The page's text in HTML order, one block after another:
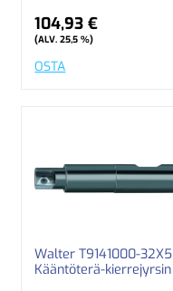
104,93 €
(ALV. 25,5 %)
OSTA
Walter T9141000-32X5
Kääntöterä-kierrejyrsin